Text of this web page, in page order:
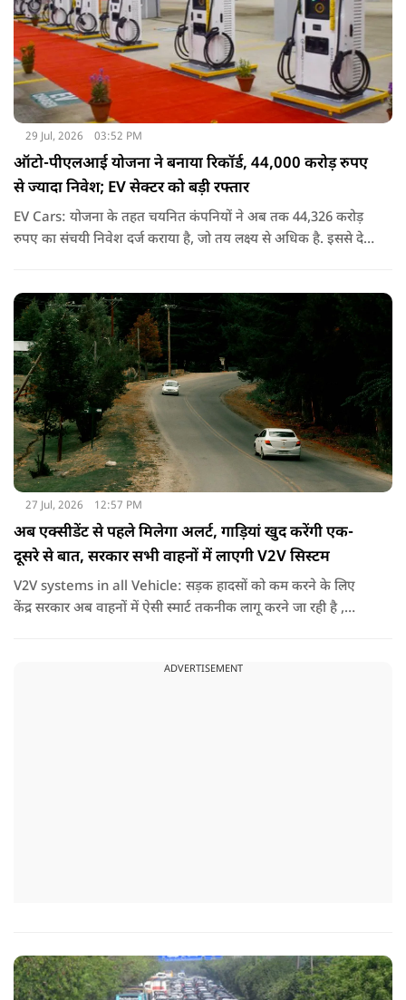
29 Jul, 2026 03:52 PM
ऑटो-पीएलआई योजना ने बनाया रिकॉर्ड, 44,000 करोड़ रुपए
से ज्यादा निवेश; EV सेक्टर को बड़ी रफ्तार
EV Cars: योजना के तहत चयनित कंपनियों ने अब तक 44,326 करोड़
रुपए का संचयी निवेश दर्ज कराया है, जो तय लक्ष्य से अधिक है. इससे देश
27 Jul, 2026 12:57 PM
अब एक्सीडेंट से पहले मिलेगा अलर्ट, गाड़ियां खुद करेंगी एक-
दूसरे से बात, सरकार सभी वाहनों में लाएगी V2V सिस्टम
V2V systems in all Vehicle: सड़क हादसों को कम करने के लिए
केंद्र सरकार अब वाहनों में ऐसी स्मार्ट तकनीक लागू करने जा रही है ,
ADVERTISEMENT